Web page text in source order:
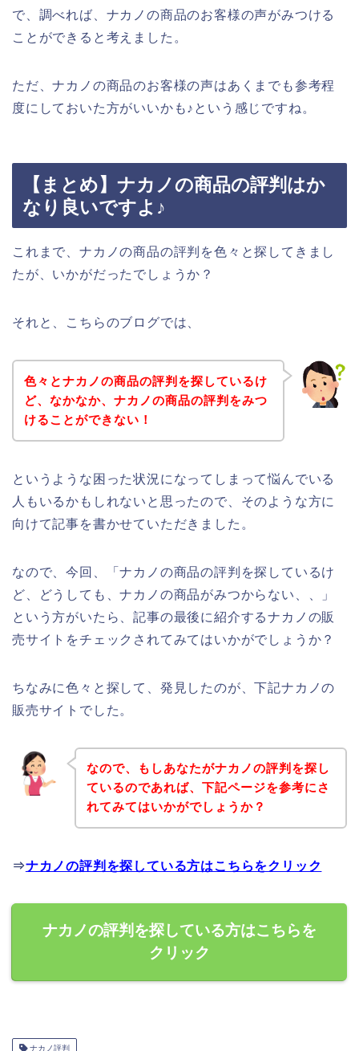
で、調べれば、ナカノの商品のお客様の声がみつける
ことができると考えました。
ただ、ナカノの商品のお客様の声はあくまでも参考程
度にしておいた方がいいかも♪という感じですね。
【まとめ】ナカノの商品の評判はか
なり良いですよ♪
これまで、ナカノの商品の評判を色々と探してきまし
たが、いかがだったでしょうか？
それと、こちらのブログでは、
色々とナカノの商品の評判を探しているけ
ど、なかなか、ナカノの商品の評判をみつ
けることができない！
というような困った状況になってしまって悩んでいる
人もいるかもしれないと思ったので、そのような方に
向けて記事を書かせていただきました。
なので、今回、「ナカノの商品の評判を探しているけ
ど、どうしても、ナカノの商品がみつからない、、」
という方がいたら、記事の最後に紹介するナカノの販
売サイトをチェックされてみてはいかがでしょうか？
ちなみに色々と探して、発見したのが、下記ナカノの
販売サイトでした。
なので、もしあなたがナカノの評判を探し
ているのであれば、下記ページを参考にさ
れてみてはいかがでしょうか？
⇒ナカノの評判を探している方はこちらをクリック
ナカノの評判を探している方はこちらを
クリック
ナカノ評判